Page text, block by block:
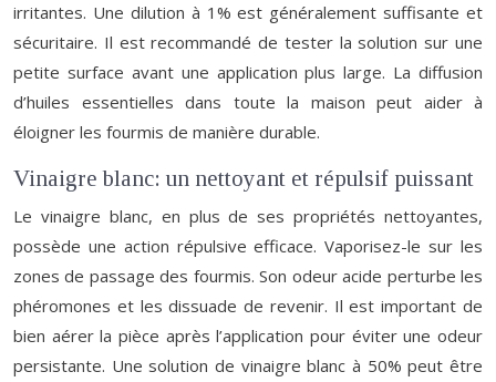
irritantes. Une dilution à 1% est généralement suffisante et
sécuritaire. Il est recommandé de tester la solution sur une
petite surface avant une application plus large. La diffusion
d’huiles essentielles dans toute la maison peut aider à
éloigner les fourmis de manière durable.
Vinaigre blanc: un nettoyant et répulsif puissant
Le vinaigre blanc, en plus de ses propriétés nettoyantes,
possède une action répulsive efficace. Vaporisez-le sur les
zones de passage des fourmis. Son odeur acide perturbe les
phéromones et les dissuade de revenir. Il est important de
bien aérer la pièce après l’application pour éviter une odeur
persistante. Une solution de vinaigre blanc à 50% peut être